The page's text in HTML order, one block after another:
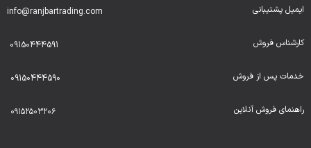
ایمیل پشتیبانی info@ranjbartrading.com
کارشناس فروش 09150444591
خدمات پس از فروش 09150444590
راهنمای فروش آنلاین ۰۹۱۵۲۵۰۳۲۰۶